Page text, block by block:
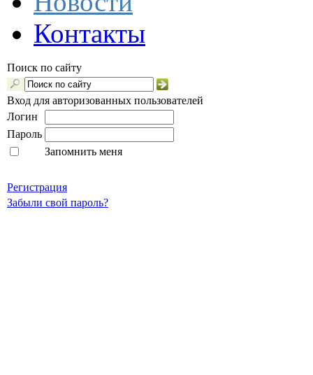
Контакты
Поиск по сайту
Вход для авторизованных пользователей
Логин
Пароль
Запомнить меня
Регистрация
Забыли свой пароль?